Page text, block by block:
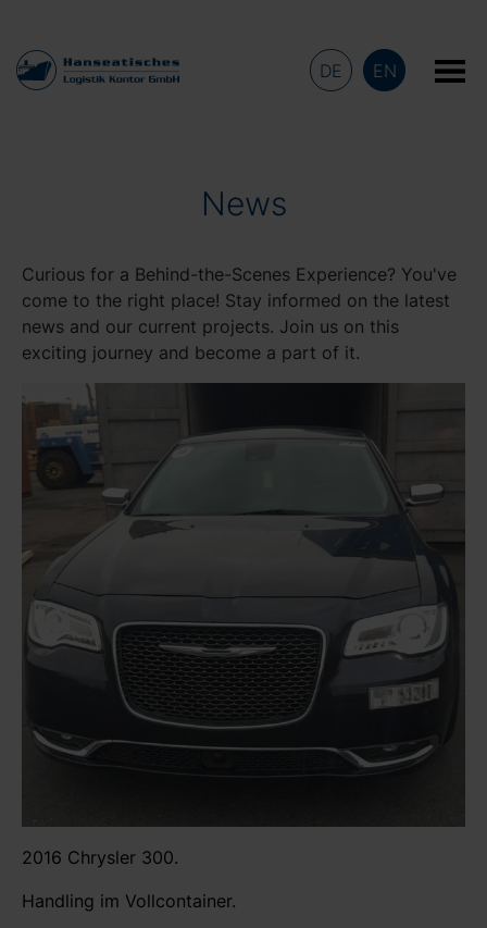
DE EN
News
Curious for a Behind-the-Scenes Experience? You've
come to the right place! Stay informed on the latest
news and our current projects. Join us on this
exciting journey and become a part of it.
2016 Chrysler 300.
Handling im Vollcontainer.